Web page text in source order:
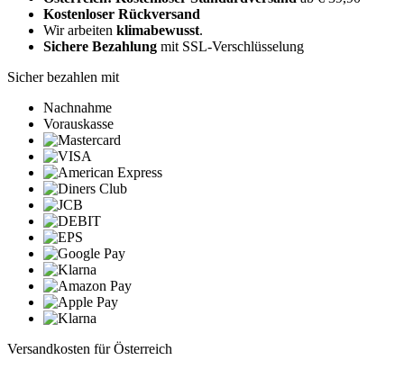
Kostenloser Rückversand
Wir arbeiten klimabewusst.
Sichere Bezahlung mit SSL-Verschlüsselung
Sicher bezahlen mit
Nachnahme
Vorauskasse
Versandkosten für Österreich